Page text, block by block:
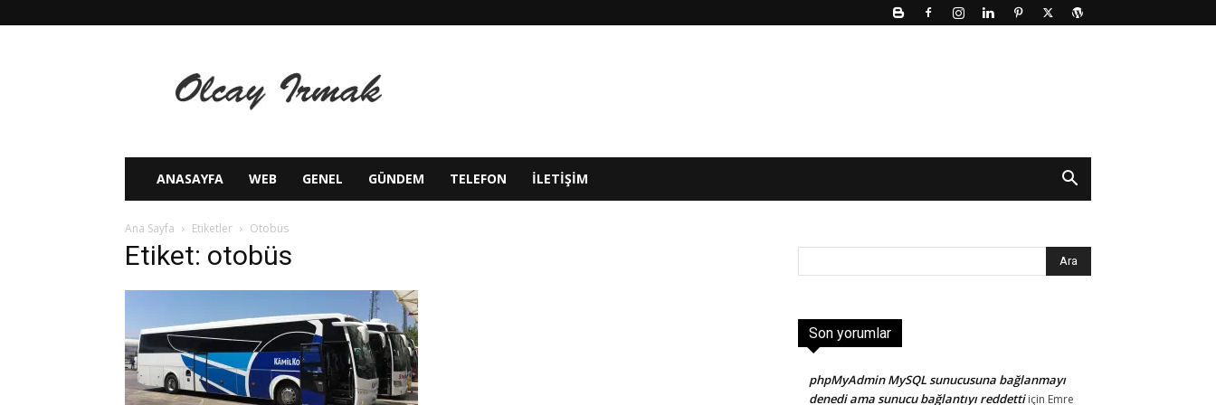
IRMAK
ANASAYFA WEB GENEL GÜNDEM TELEFON ILETIŞIM
Ana Sayfa Etiketler Otobüs
Etiket: otobüs
Son yorumlar
phpMyAdmin MySQL sunucusuna bağlanmayı
denedi ama sunucu bağlantıyı reddettiiçin Emre